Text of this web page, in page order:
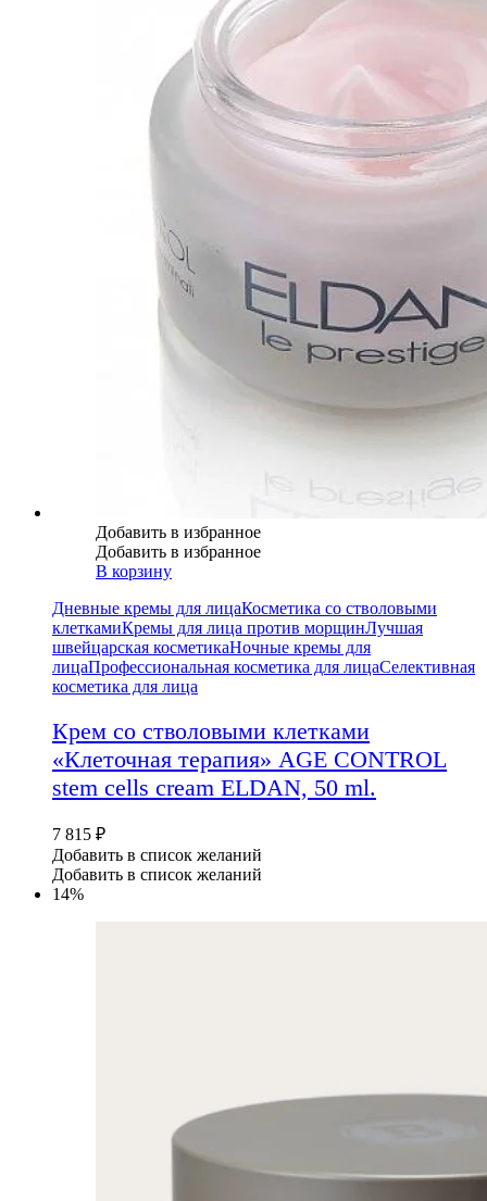
Добавить в избранное
Добавить в избранное
В корзину
Дневные кремы для лицаКосметика со стволовыми
клеткамиКремы для лица против морщинЛучшая
швейцарская косметикаНочные кремы для
лицаПрофессиональная косметика для лицаСелективная
косметика для лица
Крем со стволовыми клетками
«Клеточная терапия» AGE CONTROL
stem cells cream ELDAN, 50 ml.
7 815 ₽
Добавить в список желаний
Добавить в список желаний
14%